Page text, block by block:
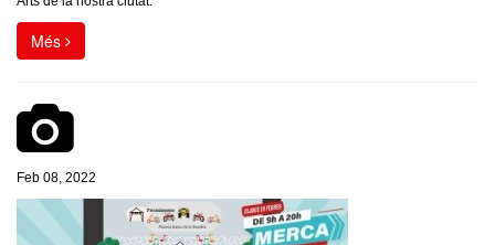
Més
Feb 08, 2022